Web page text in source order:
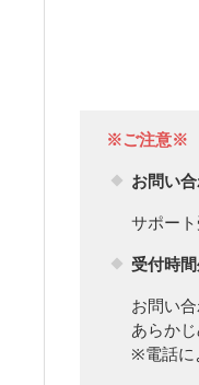
※ご注意※
お問い
サポー
受付時
お問い
あらかじ
※電話に